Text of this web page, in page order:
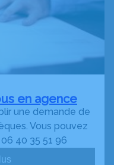
en agence
une demande de
Vous pouvez
40 35 51 96